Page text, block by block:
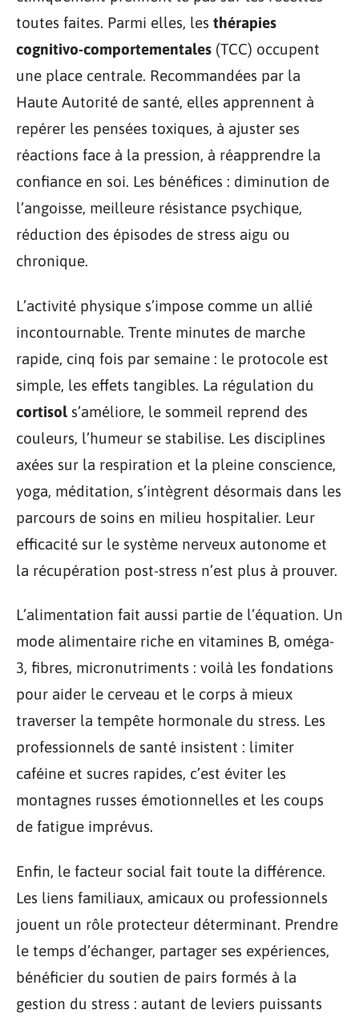
toutes faites. Parmi elles, les thérapies
cognitivo-comportementales (TCC) occupent
une place centrale. Recommandées par la
Haute Autorité de santé, elles apprennent à
repérer les pensées toxiques, à ajuster ses
réactions face à la pression, à réapprendre la
confiance en soi. Les bénéfices : diminution de
l’angoisse, meilleure résistance psychique,
réduction des épisodes de stress aigu ou
chronique.
L’activité physique s’impose comme un allié
incontournable. Trente minutes de marche
rapide, cinq fois par semaine : le protocole est
simple, les effets tangibles. La régulation du
cortisol s’améliore, le sommeil reprend des
couleurs, l’humeur se stabilise. Les disciplines
axées sur la respiration et la pleine conscience,
yoga, méditation, s’intègrent désormais dans les
parcours de soins en milieu hospitalier. Leur
efficacité sur le système nerveux autonome et
la récupération post-stress n’est plus à prouver.
L’alimentation fait aussi partie de l’équation. Un
mode alimentaire riche en vitamines B, oméga-
3, fibres, micronutriments : voilà les fondations
pour aider le cerveau et le corps à mieux
traverser la tempête hormonale du stress. Les
professionnels de santé insistent : limiter
caféine et sucres rapides, c’est éviter les
montagnes russes émotionnelles et les coups
de fatigue imprévus.
Enfin, le facteur social fait toute la différence.
Les liens familiaux, amicaux ou professionnels
jouent un rôle protecteur déterminant. Prendre
le temps d’échanger, partager ses expériences,
bénéficier du soutien de pairs formés à la
gestion du stress : autant de leviers puissants